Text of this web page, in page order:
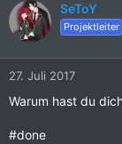
SeToY
Projektleiter
27. Juli 2017
Warum hast du
#done